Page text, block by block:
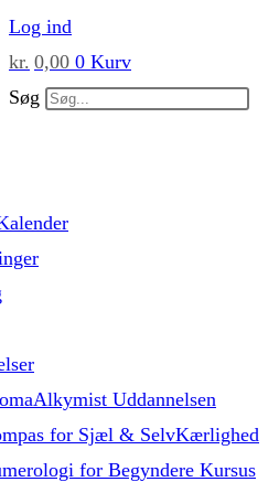
Skip
to
content
Log ind
kr. 0,00 0 Kurv
Søg
Uddannelsen
for Sjæl & SelvKærlighed
for Begyndere Kursus